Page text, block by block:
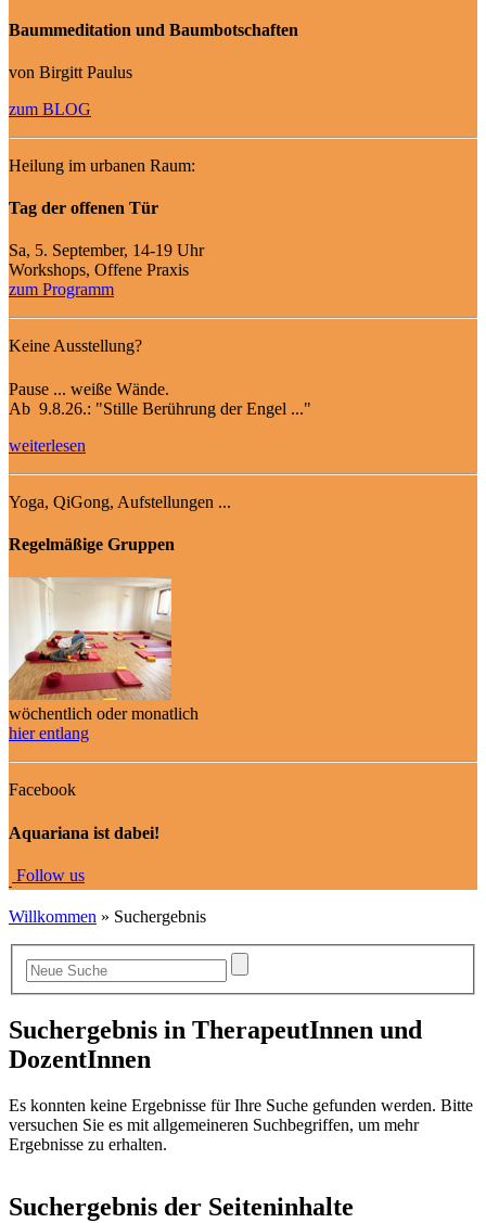
Baummeditation und Baumbotschaften
von Birgitt Paulus
zum BLOG
Heilung im urbanen Raum:
Tag der offenen Tür
Sa, 5. September, 14-19 Uhr
Workshops, Offene Praxis
zum Programm
Keine Ausstellung?
Pause ... weiße Wände.
Ab 9.8.26.: "Stille Berührung der Engel ..."
weiterlesen
Yoga, QiGong, Aufstellungen ...
Regelmäßige Gruppen
wöchentlich oder monatlich
hier entlang
Facebook
Aquariana ist dabei!
Follow us
Willkommen » Suchergebnis
Suchergebnis in TherapeutInnen und
DozentInnen
Es konnten keine Ergebnisse für Ihre Suche gefunden werden. Bitte
versuchen Sie es mit allgemeineren Suchbegriffen, um mehr
Ergebnisse zu erhalten.
Suchergebnis der Seiteninhalte